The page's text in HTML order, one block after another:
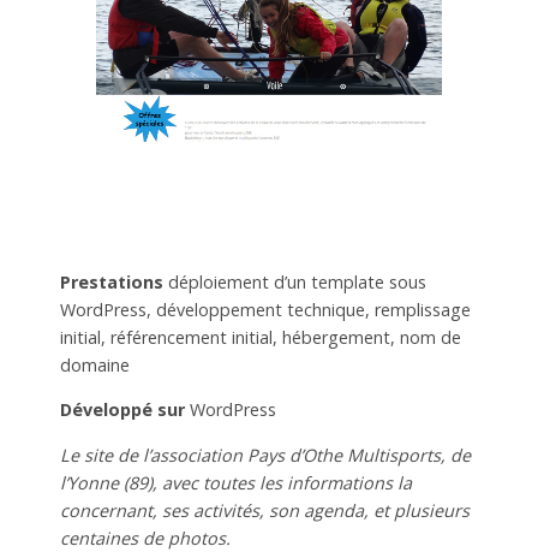
Prestations déploiement d’un template sous
WordPress, développement technique, remplissage
initial, référencement initial, hébergement, nom de
domaine
Développé sur WordPress
Le site de l’association Pays d’Othe Multisports, de
l’Yonne (89), avec toutes les informations la
concernant, ses activités, son agenda, et plusieurs
centaines de photos.